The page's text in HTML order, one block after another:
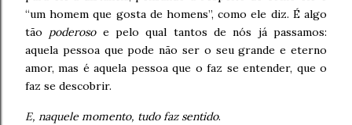
“um homem que gosta de homens”, como ele diz. É algo
tão poderosoe pelo qual tantos de nós já passamos:
aquela pessoa que pode não ser o seu grande e eterno
amor, mas é aquela pessoa que o faz se entender, que o
faz se descobrir.
E, naquele momento, tudo faz sentido.